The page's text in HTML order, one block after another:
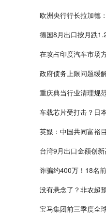
欧洲央行行长拉加德
德国8月出口按月跌
在攻占印度汽车市场
政府债务上限问题缓
重庆典当行业清理规
车载芯片受打击？日
英媒：中国共同富裕
台湾9月出口金额创
诈骗约400万！18名
没有悬念了？非农超
宝马集团前三季度全